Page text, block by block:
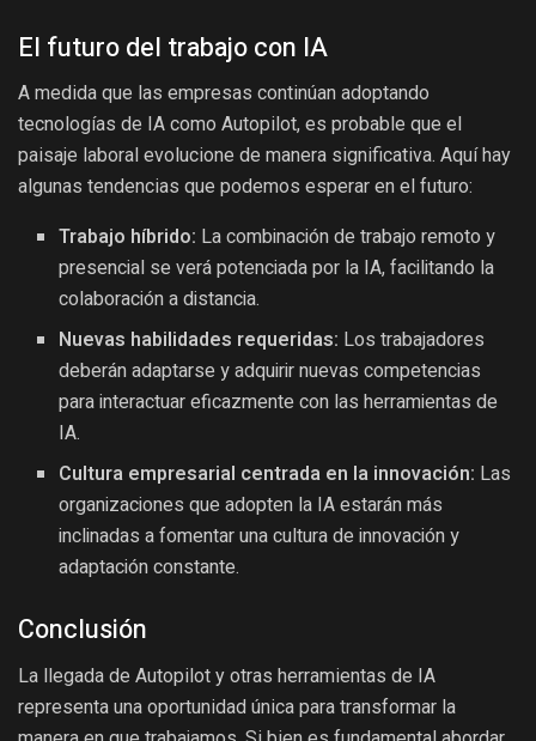
El futuro del trabajo con IA
A medida que las empresas continúan adoptando
tecnologías de IA como Autopilot, es probable que el
paisaje laboral evolucione de manera significativa. Aquí hay
algunas tendencias que podemos esperar en el futuro:
Trabajo híbrido: La combinación de trabajo remoto y
presencial se verá potenciada por la IA, facilitando la
colaboración a distancia.
Nuevas habilidades requeridas: Los trabajadores
deberán adaptarse y adquirir nuevas competencias
para interactuar eficazmente con las herramientas de
IA.
Cultura empresarial centrada en la innovación: Las
organizaciones que adopten la IA estarán más
inclinadas a fomentar una cultura de innovación y
adaptación constante.
Conclusión
La llegada de Autopilot y otras herramientas de IA
representa una oportunidad única para transformar la